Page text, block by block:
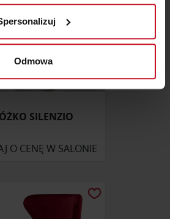
wirtualny odcisk palca)
tego, jak Twoje osobiste
oraz ustaw własne preferencje w
zgodę w dowolnej chwili.
cookie do spersonalizowania treści
witrynie. Informacje o tym, jak
te informacje z innymi danymi
lub uzyskanymi podczas
Odmowa
SILENZIO
O CENĘ W SALONIE